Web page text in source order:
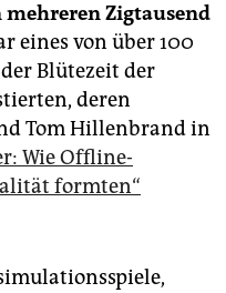
Zigtausend
eines von über 100
Blütezeit der
deren
Tom Hillenbrand in
Wie Offline-
formten“